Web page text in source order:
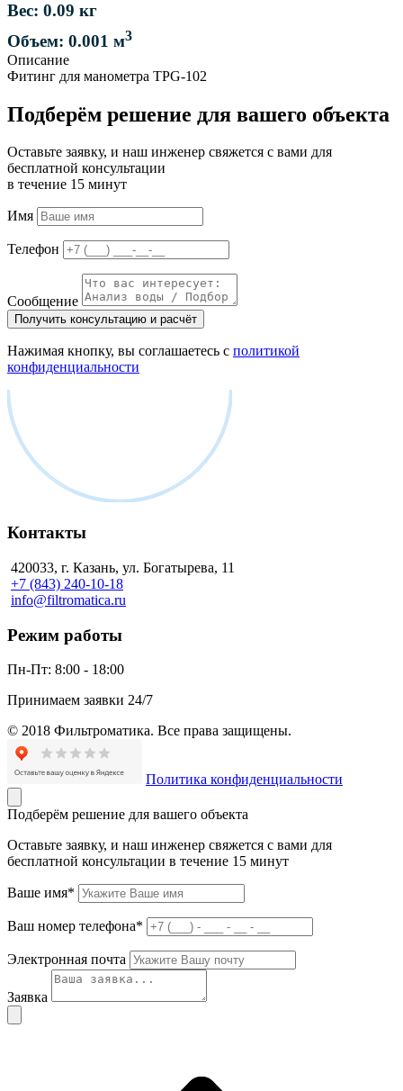
Вес: 0.09 кг
Объем: 0.001 м3
Описание
Фитинг для манометра TPG-102
Подберём решение для вашего объекта
Оставьте заявку, и наш инженер свяжется с вами для
бесплатной консультации
в течение 15 минут
Имя
Телефон
Сообщение
Получить консультацию и расчёт
Нажимая кнопку, вы соглашаетесь с политикой
конфиденциальности
Контакты
420033, г. Казань, ул. Богатырева, 11
+7 (843) 240-10-18
info@filtromatica.ru
Режим работы
Пн-Пт: 8:00 - 18:00
Принимаем заявки 24/7
© 2018 Фильтроматика. Все права защищены.
Политика конфиденциальности
Подберём решение для вашего объекта
Оставьте заявку, и наш инженер свяжется с вами для
бесплатной консультации в течение 15 минут
Ваше имя*
Ваш номер телефона*
Электронная почта
Заявка